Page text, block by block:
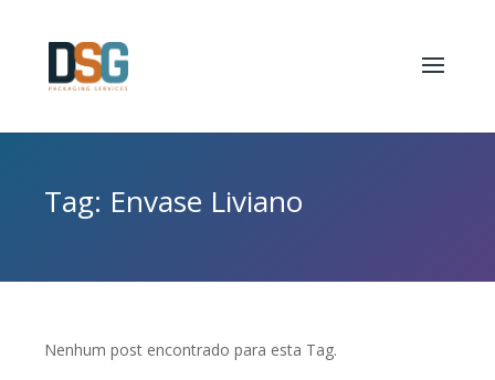
Tag: Envase Liviano
Nenhum post encontrado para esta Tag.